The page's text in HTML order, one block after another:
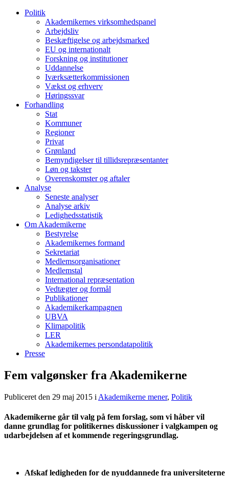
Politik
Akademikernes virksomhedspanel
Arbejdsliv
Beskæftigelse og arbejdsmarked
EU og internationalt
Forskning og institutioner
Uddannelse
Iværksætterkommissionen
Vækst og erhverv
Høringssvar
Forhandling
Stat
Kommuner
Regioner
Privat
Grønland
Bemyndigelser til tillidsrepræsentanter
Løn og takster
Overenskomster og aftaler
Analyse
Seneste analyser
Analyse arkiv
Ledighedsstatistik
Om Akademikerne
Bestyrelse
Akademikernes formand
Sekretariat
Medlemsorganisationer
Medlemstal
International repræsentation
Vedtægter og formål
Publikationer
Akademikerkampagnen
UBVA
Klimapolitik
LER
Akademikernes persondatapolitik
Presse
Fem valgønsker fra Akademikerne
Publiceret den 29 maj 2015 i Akademikerne mener, Politik
Akademikerne går til valg på fem forslag, som vi håber vil
danne grundlag for politikernes diskussioner i valgkampen og
udarbejdelsen af et kommende regeringsgrundlag.
Afskaf ledigheden for de nyuddannede fra universiteterne